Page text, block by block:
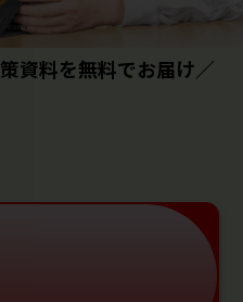
資料を無料でお届け／